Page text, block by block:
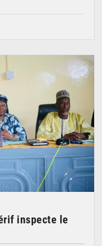
inspecte le